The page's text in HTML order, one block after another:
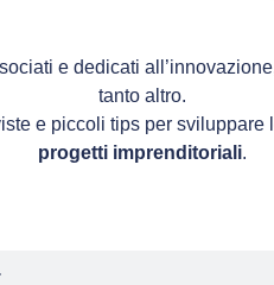
e dedicati
tanto altro.
e piccoli tips per sviluppare
progetti imprenditoriali.